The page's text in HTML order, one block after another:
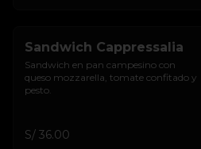
Sandwich Cappressalia
Sandwich en pan campesino con
queso mozzarella, tomate confitado y
pesto.
S/ 36.00